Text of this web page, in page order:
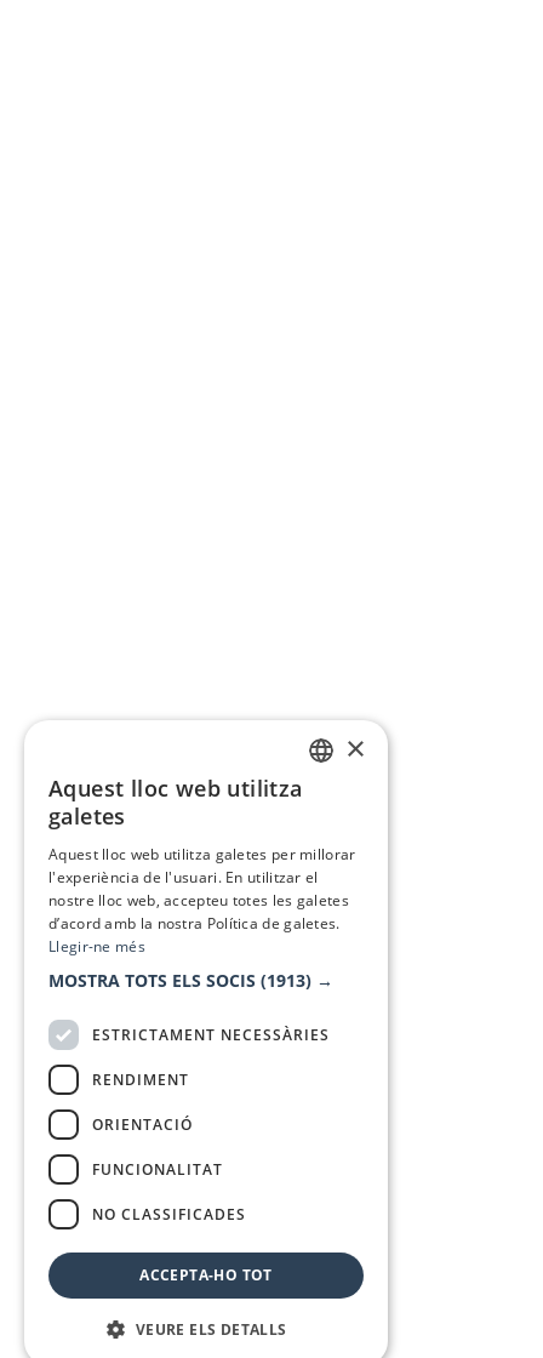
×
Aquest lloc web utilitza
galetes
Aquest lloc web utilitza galetes per millorar
l'experiència de l'usuari. En utilitzar el
nostre lloc web, accepteu totes les galetes
d’acord amb la nostra Política de galetes.
Llegir-ne més
MOSTRA TOTS ELS SOCIS (1913) →
ESTRICTAMENT NECESSÀRIES
RENDIMENT
ORIENTACIÓ
FUNCIONALITAT
NO CLASSIFICADES
ACCEPTA-HO TOT
VEURE ELS DETALLS